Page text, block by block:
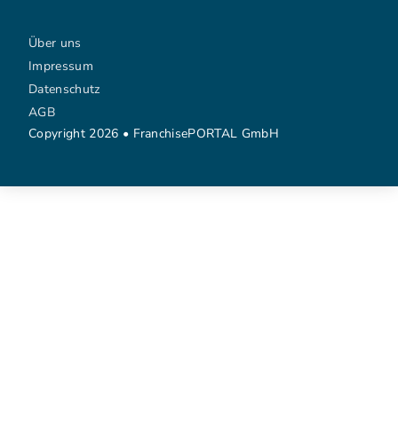
Copyright 2026 • FranchisePORTAL GmbH
Über uns
Impressum
Datenschutz
AGB